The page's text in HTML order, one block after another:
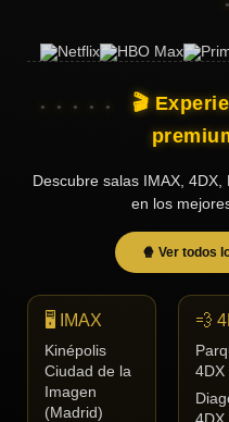
🎬
Descubre salas IMAX,
en los
🍿 Ver todos
🖥️ IMAX
Kinépolis
Ciudad de la
Imagen
(Madrid)
💨
4DX